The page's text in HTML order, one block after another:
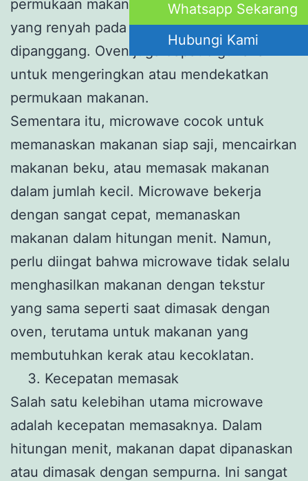
permukaan makanan, menghasilkan tekstur
yang renyah pada makanan yang
dipanggang. Oven juga dapat digunakan
untuk mengeringkan atau mendekatkan
permukaan makanan.
Sementara itu, microwave cocok untuk
memanaskan makanan siap saji, mencairkan
makanan beku, atau memasak makanan
dalam jumlah kecil. Microwave bekerja
dengan sangat cepat, memanaskan
makanan dalam hitungan menit. Namun,
perlu diingat bahwa microwave tidak selalu
menghasilkan makanan dengan tekstur
yang sama seperti saat dimasak dengan
oven, terutama untuk makanan yang
membutuhkan kerak atau kecoklatan.
Kecepatan memasak
Salah satu kelebihan utama microwave
adalah kecepatan memasaknya. Dalam
hitungan menit, makanan dapat dipanaskan
atau dimasak dengan sempurna. Ini sangat
Whatsapp Sekarang
Hubungi Kami